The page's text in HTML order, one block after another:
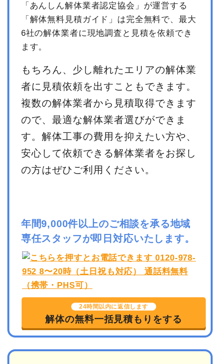
「あんしん解体業者認定協会」が運営する
「解体無料見積ガイド」は完全無料で、最大
6社の解体業者に現地調査と見積を依頼でき
ます。
もちろん、少し離れたエリアの解体業
者に見積依頼を出すこともできます。
複数の解体業者から見積取得できます
ので、最適な解体業者選びができま
す。解体工事の費用を抑えたい方や、
安心して依頼できる解体業者をお探し
の方はぜひご利用ください。
年間9,000件以上のご相談を承る地域
専任スタッフが即日対応いたします。
24時間以内に返信します
解体の無料一括見積もりをする